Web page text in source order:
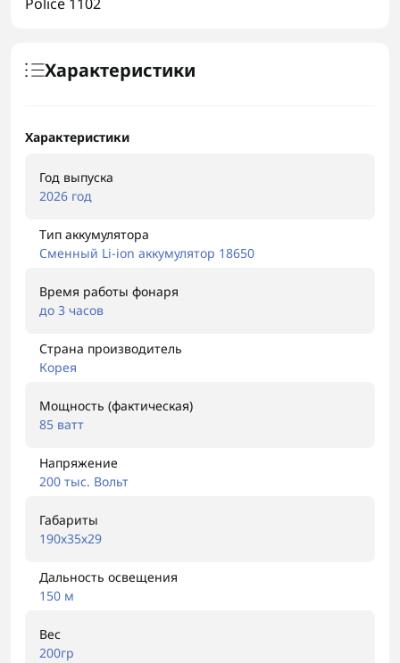
Характеристики
Характеристики
Год выпуска
2026 год
Тип аккумулятора
Сменный Li-ion аккумулятор 18650
Время работы фонаря
до 3 часов
Страна производитель
Корея
Мощность (фактическая)
85 ватт
Напряжение
200 тыс. Вольт
Габариты
190х35х29
Дальность освещения
150 м
Вес
200гр